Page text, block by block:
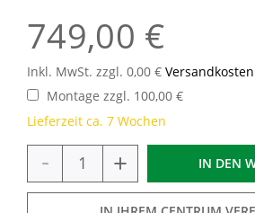
749,00 €
Inkl. MwSt. zzgl. 0,00 € Versandkosten
Lieferzeit ca. 7 Wochen
Montage zzgl. 100,00 €
- + IN DEN